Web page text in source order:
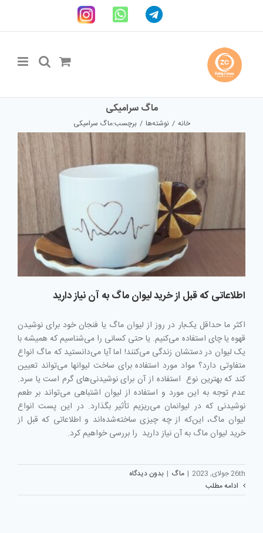
content
Telegram
WhatsApp
اینستاگرام
ماگ سرامیکی
خانه نوشته‌ها برچسب:ماگ سرامیکی
اطلاعاتی که قبل از خرید لیوان ماگ به آن نیاز دارید
اکثر ما حداقل یک‌بار در روز از لیوان ماگ یا فنجان خود برای نوشیدن
قهوه یا چای استفاده می‌کنیم. یا حتی کسانی را می‌شناسیم که همیشه با
یک لیوان در دستشان زندگی می‌کنند! اما آیا می‌دانستید که ماگ انواع
متفاوتی دارد؟ مواد مورد استفاده برای ساخت لیوانها می‌تواند تعیین
کند که بهترین نوع استفاده از آن برای نوشیدنی‌های گرم است یا سرد.
عدم توجه به این مورد و استفاده از لیوان اشتباهی می‌تواند بر طعم
نوشیدنی که در لیوانمان می‌ریزیم تأثیر بگذارد. در این پست انواع
لیوان ماگ، این‌که از چه چیزی ساخته‌شده‌اند و اطلاعاتی که قبل از
خرید لیوان ماگ به آن نیاز دارید را بررسی خواهیم کرد.
26th جولای, 2023 | ماگ | بدون دیدگاه
ادامه مطلب